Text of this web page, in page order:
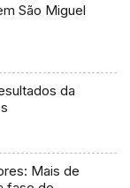
São Miguel
da
Mais de